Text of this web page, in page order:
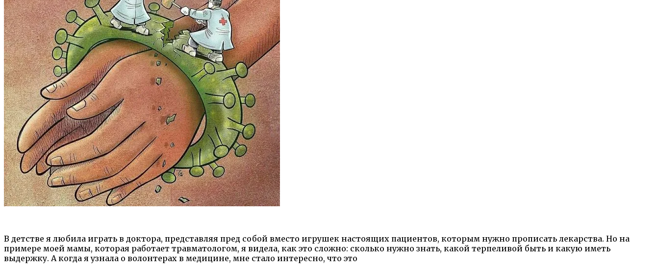
В детстве я любила играть в доктора, представляя пред собой вместо игрушек настоящих пациентов, которым нужно прописать лекарства. Но на
примере моей мамы, которая работает травматологом, я видела, как это сложно: сколько нужно знать, какой терпеливой быть и какую иметь
выдержку. А когда я узнала о волонтерах в медицине, мне стало интересно, что это